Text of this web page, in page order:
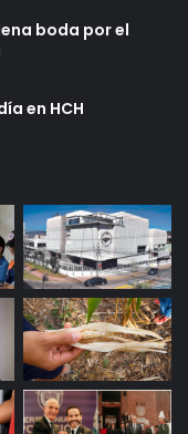
boda por el
en HCH